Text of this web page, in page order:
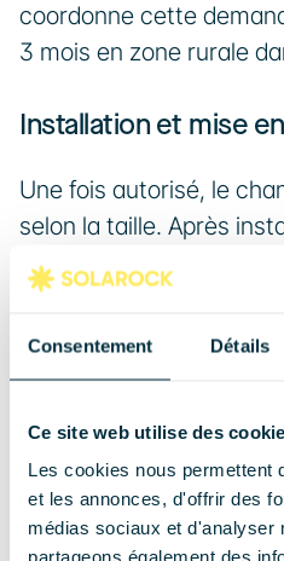
Consentement Détails
Ce site web utilise des
Les cookies nous permettent
et les annonces, d'offrir des
médias sociaux et d'analyser
partageons également des
coordonne cette
3 mois en zone rurale
Installation et mise
Une fois autorisé, le
selon la taille. Après
valide la sécurité
ensuite en mode
injection automatique
EDF OA.
Rentabilité et
chiffres pour